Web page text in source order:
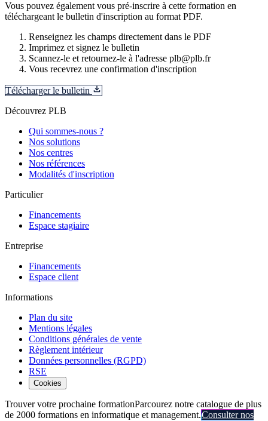
Vous pouvez également vous pré-inscrire à cette formation en
téléchargeant le bulletin d'inscription au format PDF.
Renseignez les champs directement dans le PDF
Imprimez et signez le bulletin
Scannez-le et retournez-le à l'adresse plb@plb.fr
Vous recevrez une confirmation d'inscription
Télécharger le bulletin
Découvrez PLB
Qui sommes-nous ?
Nos solutions
Nos centres
Nos références
Modalités d'inscription
Particulier
Financements
Espace stagiaire
Entreprise
Financements
Espace client
Informations
Plan du site
Mentions légales
Conditions générales de vente
Règlement intérieur
Données personnelles (RGPD)
RSE
Cookies
Trouver votre prochaine formationParcourez notre catalogue de plus
de 2000 formations en informatique et management.Consulter nos